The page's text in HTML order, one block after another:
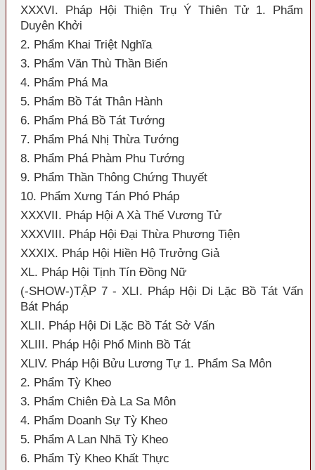
XXXVI. Pháp Hội Thiện Trụ Ý Thiên Tử 1. Phẩm
Duyên Khởi
2. Phẩm Khai Triệt Nghĩa
3. Phẩm Văn Thù Thần Biến
4. Phẩm Phá Ma
5. Phẩm Bồ Tát Thân Hành
6. Phẩm Phá Bồ Tát Tướng
7. Phẩm Phá Nhị Thừa Tướng
8. Phẩm Phá Phàm Phu Tướng
9. Phẩm Thần Thông Chứng Thuyết
10. Phẩm Xưng Tán Phó Pháp
XXXVII. Pháp Hội A Xà Thế Vương Tử
XXXVIII. Pháp Hội Đại Thừa Phương Tiện
XXXIX. Pháp Hội Hiền Hộ Trưởng Giả
XL. Pháp Hội Tịnh Tín Đồng Nữ
(-SHOW-)TẬP 7 - XLI. Pháp Hội Di Lặc Bồ Tát Vấn
Bát Pháp
XLII. Pháp Hội Di Lặc Bồ Tát Sở Vấn
XLIII. Pháp Hội Phổ Minh Bồ Tát
XLIV. Pháp Hội Bửu Lương Tự 1. Phẩm Sa Môn
2. Phẩm Tỳ Kheo
3. Phẩm Chiên Đà La Sa Môn
4. Phẩm Doanh Sự Tỳ Kheo
5. Phẩm A Lan Nhã Tỳ Kheo
6. Phẩm Tỳ Kheo Khất Thực